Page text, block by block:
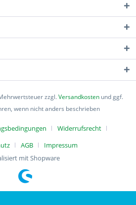
zzgl.Versandkosten und ggf.
wenn nicht anders beschrieben
Widerrufsrecht
AGB
Impressum
mit Shopware